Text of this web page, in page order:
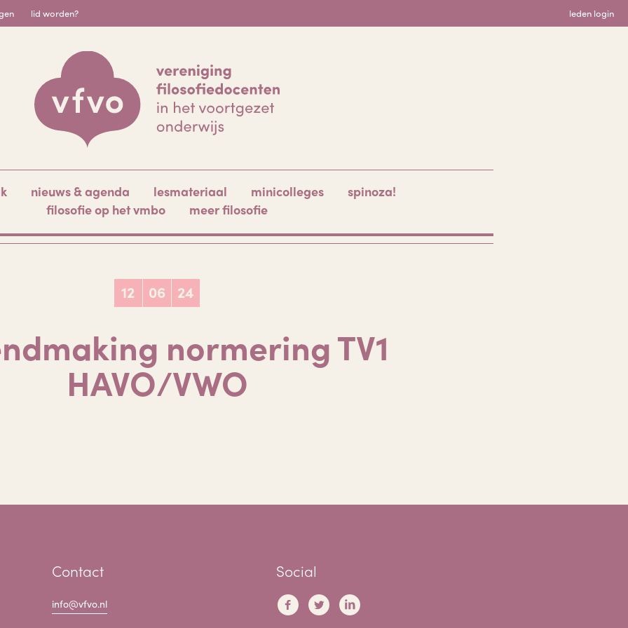
lid worden? leden login
nieuws & agenda lesmateriaal minicolleges
spinoza!
filosofie op het vmbo
meer filosofie
12 06 24
normering TV1
HAVO/VWO
Contact
info@vfvo.nl
Social